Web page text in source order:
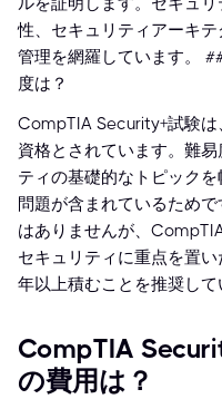
性、セキュリティアーキ
管理を網羅しています。
度は？
CompTIA Security+試験
資格とされています。難
ティの基礎的なトピック
問題が含まれているため
はありませんが、
セキュリティに重点を置
年以上積むことを推奨して
CompTIA
の費用は？